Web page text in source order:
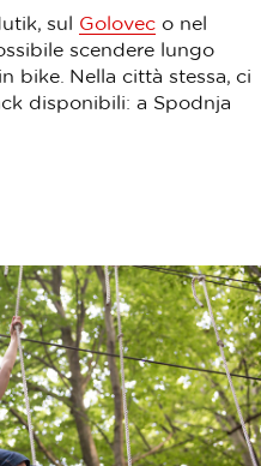
sul Golovec o nel
scendere lungo
bike. Nella città stessa, ci
disponibili: a Spodnja